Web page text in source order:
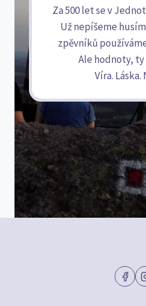
Za 500 let se v
Už nepíšeme
zpěvníků
Ale hodnoty, ty
Víra. Láska.